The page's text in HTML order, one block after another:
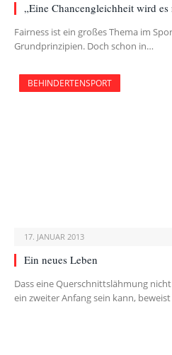
„Eine Chancengleichheit wird es
Fairness ist ein großes Thema im
Grundprinzipien. Doch schon in…
BEHINDERTENSPORT
17. JANUAR 2013
Ein neues Leben
Dass eine Querschnittslähmung
ein zweiter Anfang sein kann,